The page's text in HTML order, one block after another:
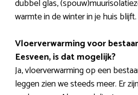
dubbel glas,
warmte in de winter in je huis blijft.
Vloerverwarming voor
Eesveen, is dat mogelijk?
Ja, vloerverwarming op een
leggen zien we steeds meer. Er